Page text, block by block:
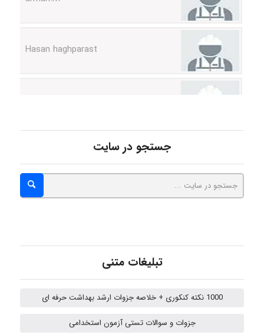
Sara
fahimeh sheibani
جستجو در سایت
تبلیغات متنی
1000 نکته کنکوری + خلاصه جزوات ارشد بهداشت حرفه ای
جزوات و سوالات تستی آزمون استخدامی